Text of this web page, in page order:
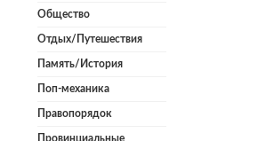
Общество
Отдых/Путешествия
Память/История
Поп-механика
Правопорядок
Провинциальные